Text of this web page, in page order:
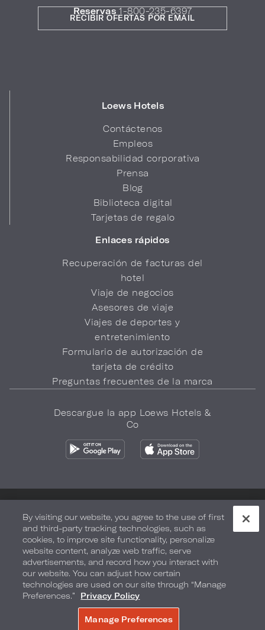
Reservas 1-800-235-6397
Loews Hotels
Contáctenos
Empleos
Responsabilidad corporativa
Prensa
Blog
Biblioteca digital
Tarjetas de regalo
Enlaces rápidos
Recuperación de facturas del
hotel
Viaje de negocios
Asesores de viaje
Viajes de deportes y
entretenimiento
Formulario de autorización de
tarjeta de crédito
Preguntas frecuentes de la marca
RECIBIR OFERTAS POR EMAIL
Descargue la app Loews Hotels &
Co
Seguridad y bienestar Términos de Uso Accesibilidad
Mapa del sitio Sus opciones de privacidad
DERECHOS DE AUTOR 2026.LOEWS HOTELS & CO
By visiting our website, you agree to the use of first
and third-party tracking technologies, such as
cookies, to improve site functionality, personalize
website content, analyze web traffic, serve
advertisements, and record how you interact with
our website. You can adjust how certain
technologies are used on our site through “Manage
Preferences.”
Privacy Policy
Manage Preferences